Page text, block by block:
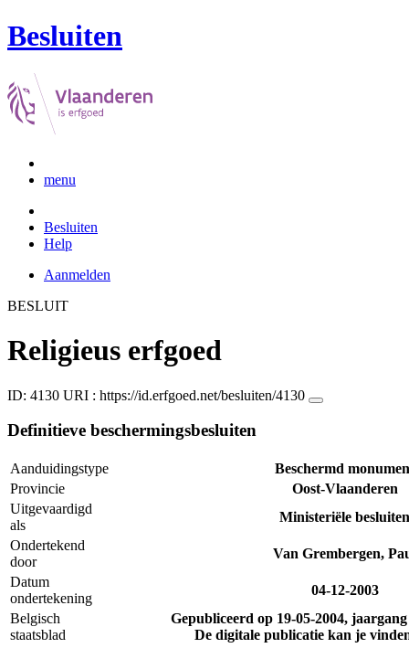
Besluiten
menu
Besluiten
Help
Aanmelden
BESLUIT
Religieus erfgoed
ID: 4130 URI : https://id.erfgoed.net/besluiten/4130
Definitieve beschermingsbesluiten
Aanduidingstype
Beschermd
Provincie
Oost-Vlaanderen
Uitgevaardigd
als
Ministeriële besluiten
Ondertekend
door
Van Grembergen,
Datum
ondertekening
04-12-2003
Belgisch
staatsblad
Gepubliceerd op 19-05-2004,
De digitale publicatie kan je